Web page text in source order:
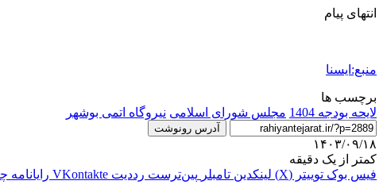
انتهای پیام
منبع:ایسنا
برچسب ها
لایحه بودجه 1404
مجلس شورای اسلامی نیروگاه اتمی بوشهر
آدرس رونوشت
۱۴۰۳/۰۹/۱۸
کمتر از یک دقیقه
فیس بوک توییتر (X) لینکدین ‫تامبلر ‫پین‌ترست ‫رددیت ‫VKontakte رایانامه